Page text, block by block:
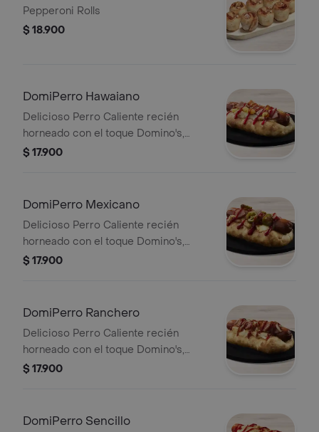
Pepperoni Rolls
$ 18.900
DomiPerro Hawaiano
Delicioso Perro Caliente recién
horneado con el toque Domino's,
hecho con masa pan pizza y bordes
$ 17.900
DomiPerro Mexicano
Delicioso Perro Caliente recién
horneado con el toque Domino's,
hecho con masa pan pizza y bordes
$ 17.900
DomiPerro Ranchero
Delicioso Perro Caliente recién
horneado con el toque Domino's,
hecho con masa pan pizza y bordes
$ 17.900
DomiPerro Sencillo